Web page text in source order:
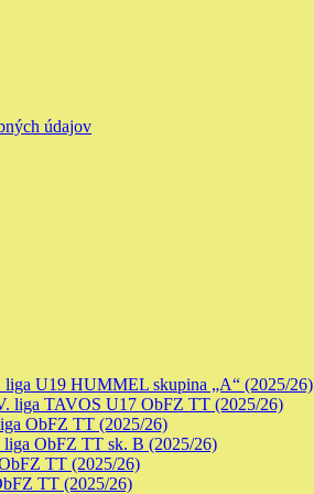
údajov
liga U19 HUMMEL skupina „A“ (2025/26)
liga TAVOS U17 ObFZ TT (2025/26)
ObFZ TT (2025/26)
ObFZ TT sk. B (2025/26)
TT (2025/26)
TT (2025/26)